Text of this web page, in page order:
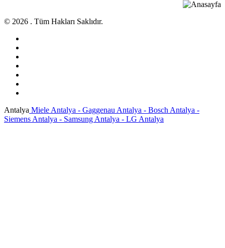
© 2026 . Tüm Hakları Saklıdır.
Antalya Miele Antalya - Gaggenau Antalya - Bosch Antalya -
Siemens Antalya - Samsung Antalya - LG Antalya